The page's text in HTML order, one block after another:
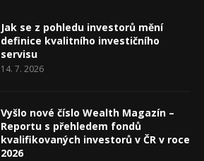
Jak se z pohledu investorů mění
definice kvalitního investičního
servisu
14. 7. 2026
Vyšlo nové číslo Wealth Magazín –
Reportu s přehledem fondů
kvalifikovaných investorů v ČR v roce
2026